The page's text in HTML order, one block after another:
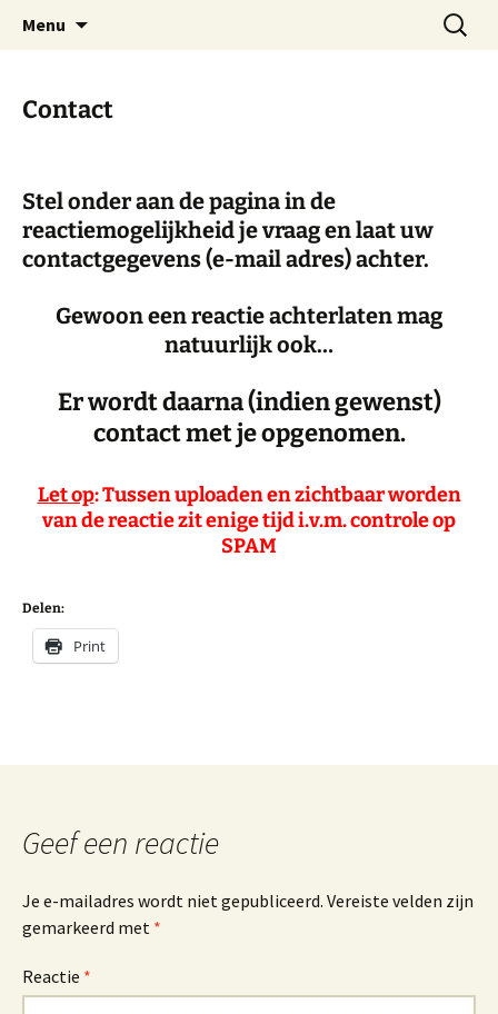
Hoofdplaat.com
Dorp achter de dijk
Menu
Zoeken
naar:
Contact
Stel onder aan de pagina in de
reactiemogelijkheid je vraag en laat uw
contactgegevens (e-mail adres) achter.
Gewoon een reactie achterlaten mag
natuurlijk ook…
Er wordt daarna (indien gewenst)
contact met je opgenomen.
Let op: Tussen uploaden en zichtbaar worden
van de reactie zit enige tijd i.v.m. controle op
SPAM
Delen:
Print
Geef een reactie
Je e-mailadres wordt niet gepubliceerd. Vereiste velden zijn
gemarkeerd met *
Reactie *